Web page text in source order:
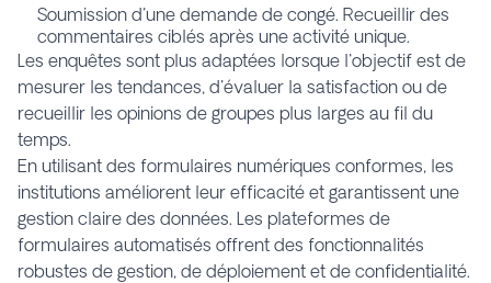
Soumission d'une demande de congé. Recueillir des
commentaires ciblés après une activité unique.
Les enquêtes sont plus adaptées lorsque l'objectif est de
mesurer les tendances, d'évaluer la satisfaction ou de
recueillir les opinions de groupes plus larges au fil du
temps.
En utilisant des formulaires numériques conformes, les
institutions améliorent leur efficacité et garantissent une
gestion claire des données. Les plateformes de
formulaires automatisés offrent des fonctionnalités
robustes de gestion, de déploiement et de confidentialité.